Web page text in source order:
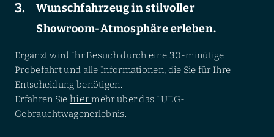
Wunschfahrzeug in stilvoller
Showroom-Atmosphäre erleben.
Ergänzt wird Ihr Besuch durch eine 30-minütige
Probefahrt und alle Informationen, die Sie für Ihre
Entscheidung benötigen.
Erfahren Sie hiermehr über das LUEG-
Gebrauchtwagenerlebnis.